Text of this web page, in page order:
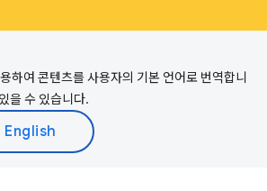
하여 콘텐츠를 사용자의 기본 언어로 번역합니
을 수 있습니다.